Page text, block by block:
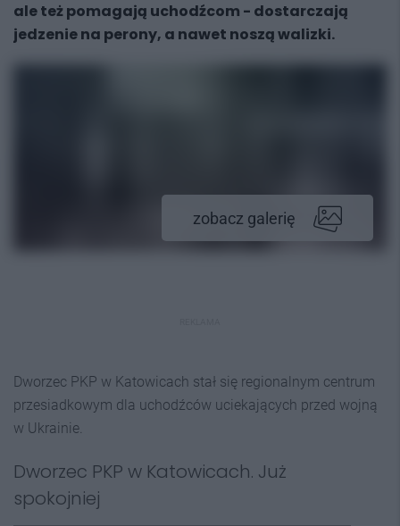
ale też pomagają uchodźcom - dostarczają
jedzenie na perony, a nawet noszą walizki.
zobacz galerię
Dworzec PKP w Katowicach stał się regionalnym centrum
przesiadkowym dla uchodźców uciekających przed wojną
w Ukrainie.
Dworzec PKP w Katowicach. Już
spokojniej